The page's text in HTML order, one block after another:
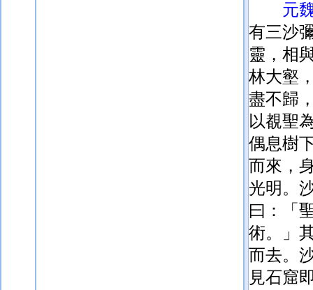
元
有三沙
靈，相
林大壑
盡不歸
以覩聖
偶息樹
而來，
光明。
曰：「
術。」
而去。
見石窟